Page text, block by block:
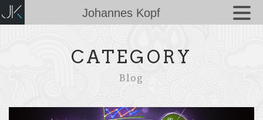
CATEGORY
Blog
Johannes Kopf